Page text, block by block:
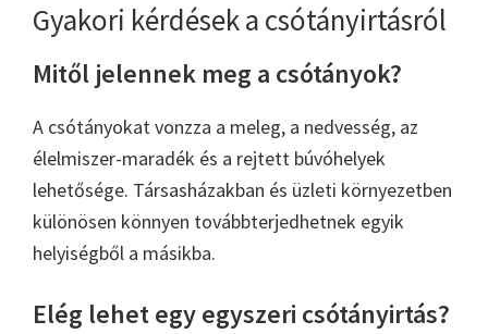
Gyakori kérdések a csótányirtásról
Mitől jelennek meg a csótányok?
A csótányokat vonzza a meleg, a nedvesség, az
élelmiszer-maradék és a rejtett búvóhelyek
lehetősége. Társasházakban és üzleti környezetben
különösen könnyen továbbterjedhetnek egyik
helyiségből a másikba.
Elég lehet egy egyszeri csótányirtás?